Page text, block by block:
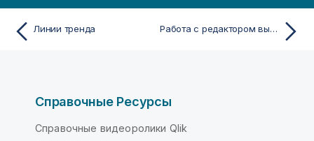
Линии тренда Работа с редактором выражения
Справочные Ресурсы
Справочные видеоролики Qlik